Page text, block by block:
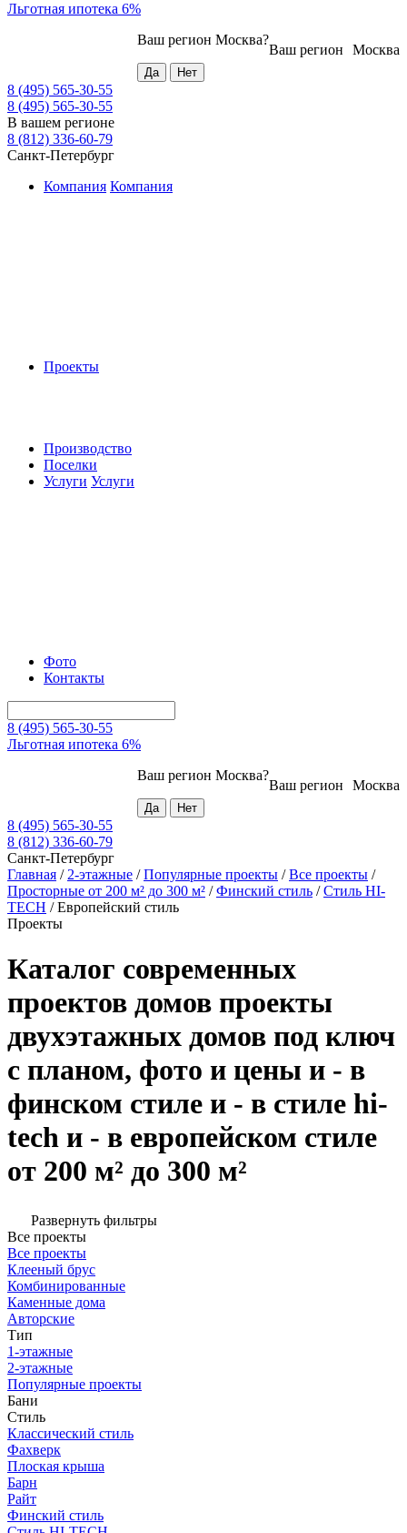
Льготная ипотека 6%
Москва
Ваш регион
Ваш регион Москва?
8 (495) 565-30-55
8 (495) 565-30-55
В вашем регионе
8 (812) 336-60-79
Санкт-Петербург
Компания Компания
Проекты
Производство
Поселки
Услуги Услуги
Фото
Контакты
8 (495) 565-30-55
Льготная ипотека 6%
Москва
Ваш регион
Ваш регион Москва?
8 (495) 565-30-55
8 (812) 336-60-79
Санкт-Петербург
Главная / 2-этажные /Популярные проекты /Все проекты /
Просторные от 200 м² до 300 м² /Финский стиль /Стиль HI-
TECH /Европейский стиль
Проекты
Каталог современных
проектов домов проекты
двухэтажных домов под ключ
с планом, фото и цены и - в
финском стиле и - в стиле hi-
tech и - в европейском стиле
от 200 м² до 300 м²
Развернуть фильтры
Все проекты
Все проекты
Клееный брус
Комбинированные
Каменные дома
Авторские
Тип
1-этажные
2-этажные
Популярные проекты
Бани
Стиль
Классический стиль
Фахверк
Плоская крыша
Барн
Райт
Финский стиль